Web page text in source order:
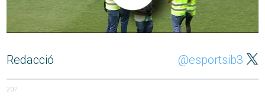
Redacció @esportsib3
207